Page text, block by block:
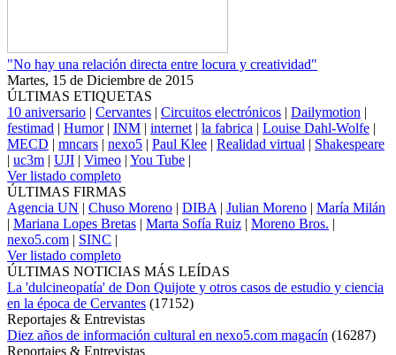
"No hay una relación directa entre locura y creatividad"
Martes, 15 de Diciembre de 2015
ÚLTIMAS ETIQUETAS
10 aniversario | Cervantes | Circuitos electrónicos | Dailymotion |
festimad | Humor| INM | internet | la fabrica | Louise Dahl-Wolfe |
MECD | mncars | nexo5 | Paul Klee | Realidad virtual | Shakespeare
| uc3m | UJI | Vimeo | You Tube |
Ver listado completo
ÚLTIMAS FIRMAS
Agencia UN | Chuso Moreno | DIBA | Julian Moreno | María Milán
| Mariana Lopes Bretas | Marta Sofía Ruiz | Moreno Bros. |
nexo5.com | SINC |
Ver listado completo
ÚLTIMAS NOTICIAS MÁS LEÍDAS
La 'dulcineopatía' de Don Quijote y otros casos de estudio y ciencia
en la época de Cervantes (17152)
Reportajes & Entrevistas
Diez años de información cultural en nexo5.com magacín (16287)
Reportajes & Entrevistas